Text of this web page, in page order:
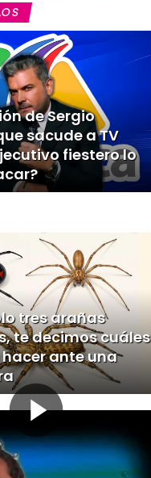
de Sergio
sacude a TV
fiestero lo
tres arañas
te decimos cuáles
hacer ante una